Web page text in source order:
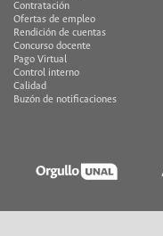
Contratación
Ofertas de empleo
Rendición de cuentas
Concurso docente
Pago Virtual
Control interno
Calidad
Buzón de notificaciones